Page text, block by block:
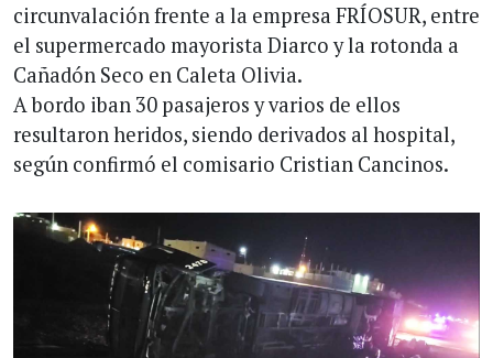
circunvalación frente a la empresa FRÍOSUR, entre
el supermercado mayorista Diarco y la rotonda a
Cañadón Seco en Caleta Olivia.
A bordo iban 30 pasajeros y varios de ellos
resultaron heridos, siendo derivados al hospital,
según confirmó el comisario Cristian Cancinos.